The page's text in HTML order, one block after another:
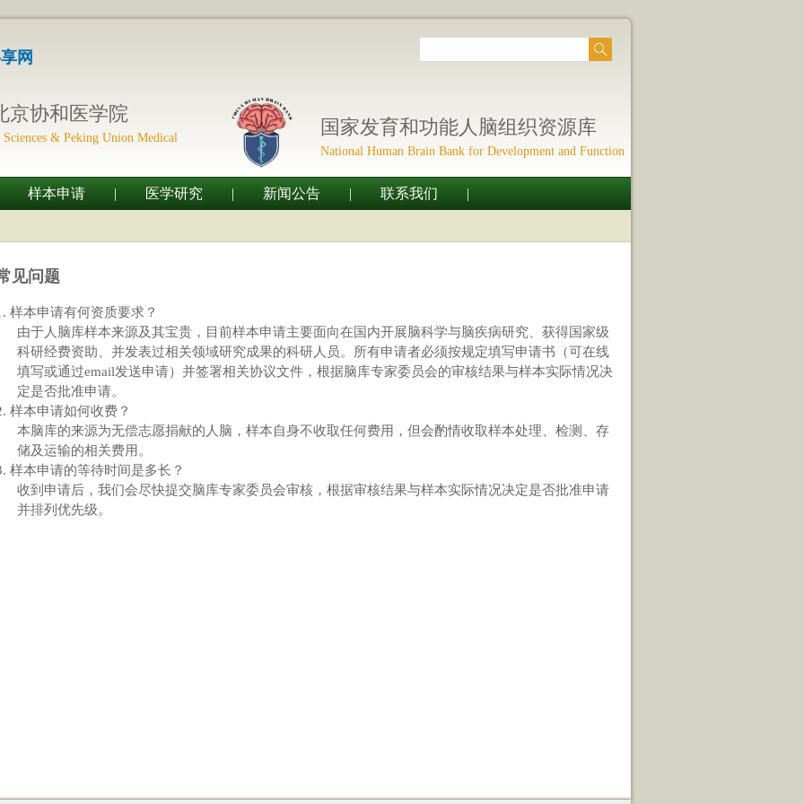
网
京协和医学院
& Peking Union Medical 国家发育和功能人脑组织资源库
National Human Brain Bank for Development and Function
样本申请 | 医学研究 | 新闻公告 | 联系我们 |
见问题
样本申请有何资质要求？
由于人脑库样本来源及其宝贵，目前样本申请主要面向在国内开展脑科学与脑疾病研究、获得国家级
科研经费资助、并发表过相关领域研究成果的科研人员。所有申请者必须按规定填写申请书（可在线
填写或通过email发送申请）并签署相关协议文件，根据脑库专家委员会的审核结果与样本实际情况决
定是否批准申请。
样本申请如何收费？
本脑库的来源为无偿志愿捐献的人脑，样本自身不收取任何费用，但会酌情收取样本处理、检测、存
储及运输的相关费用。
样本申请的等待时间是多长？
收到申请后，我们会尽快提交脑库专家委员会审核，根据审核结果与样本实际情况决定是否批准申请
并排列优先级。